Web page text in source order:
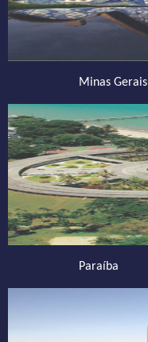
Minas Gerais
Paraíba